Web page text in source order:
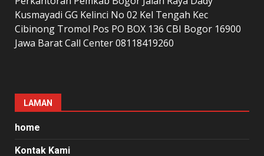
Kusmayadi GG Kelinci No 02 Kel Tengah Kec
Cibinong Tromol Pos PO BOX 136 CBI Bogor 16900
Jawa Barat Call Center 08118419260
LAMAN
home
Kontak Kami